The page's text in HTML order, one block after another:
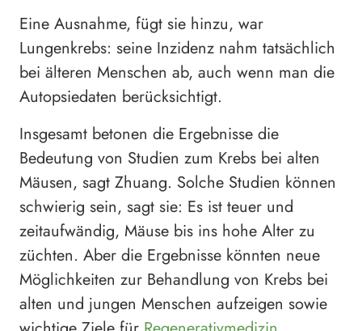
Eine Ausnahme, fügt sie hinzu, war
Lungenkrebs: seine Inzidenz nahm tatsächlich
bei älteren Menschen ab, auch wenn man die
Autopsiedaten berücksichtigt.
Insgesamt betonen die Ergebnisse die
Bedeutung von Studien zum Krebs bei alten
Mäusen, sagt Zhuang. Solche Studien können
schwierig sein, sagt sie: Es ist teuer und
zeitaufwändig, Mäuse bis ins hohe Alter zu
züchten. Aber die Ergebnisse könnten neue
Möglichkeiten zur Behandlung von Krebs bei
alten und jungen Menschen aufzeigen sowie